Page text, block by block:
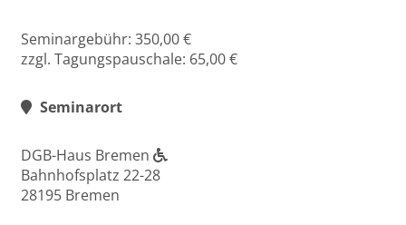
Seminargebühr: 350,00 €
zzgl. Tagungspauschale: 65,00 €
Seminarort
DGB-Haus Bremen
Bahnhofsplatz 22-28
28195 Bremen